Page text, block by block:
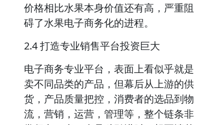
价格相比水果本身价值还有高，严重阻
碍了水果电子商务化的进程。
2.4 打造专业销售平台投资巨大
电子商务专业平台，表面上看似乎就是
卖不同品类的产品，但幕后从上游的供
货，产品质量把控，消费者的选品到物
流，营销，运营，管理等，整个链条非